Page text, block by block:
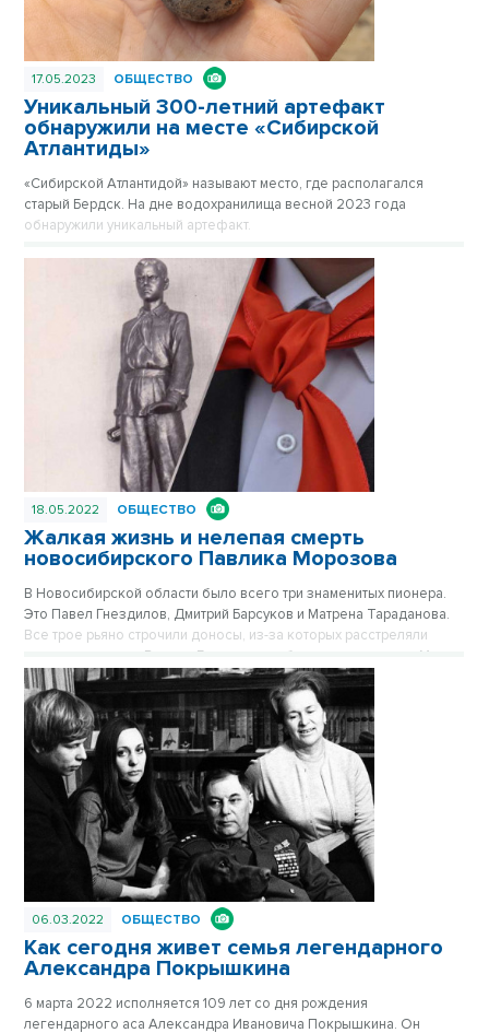
17.05.2023 ОБЩЕСТВО
Уникальный 300-летний артефакт
обнаружили на месте «Сибирской
Атлантиды»
«Сибирской Атлантидой» называют место, где располагался
старый Бердск. На дне водохранилища весной 2023 года
обнаружили уникальный артефакт.
18.05.2022 ОБЩЕСТВО
Жалкая жизнь и нелепая смерть
новосибирского Павлика Морозова
В Новосибирской области было всего три знаменитых пионера.
Это Павел Гнездилов, Дмитрий Барсуков и Матрена Тараданова.
Все трое рьяно строчили доносы, из-за которых расстреляли
десятки человек. В итоге Гнездилова убили родственники, Мите
Барсукову из Искитимского района проломили голову, а пионерку
Матрену из деревни Старопесочное вообще лишили головы.
06.03.2022 ОБЩЕСТВО
Как сегодня живет семья легендарного
Александра Покрышкина
6 марта 2022 исполняется 109 лет со дня рождения
легендарного аса Александра Ивановича Покрышкина. Он